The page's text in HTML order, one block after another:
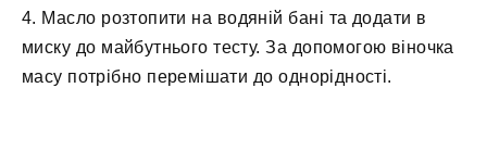
4. Масло розтопити на водяній бані та додати в
миску до майбутнього тесту. За допомогою віночка
масу потрібно перемішати до однорідності.